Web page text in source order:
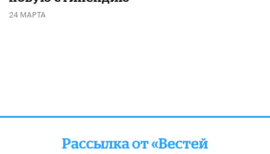
24 МАРТА
Рассылка от «Вестей